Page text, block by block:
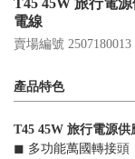
T45 45W 旅行電
電線
賣場編號
產品特色
T45 45W 旅行電源供
◼︎ 多功能萬國轉接頭